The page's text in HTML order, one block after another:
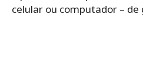
celular ou computador – de